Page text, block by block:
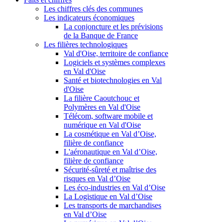
Les chiffres clés des communes
Les indicateurs économiques
La conjoncture et les prévisions
de la Banque de France
Les filières technologiques
Val d'Oise, territoire de confiance
Logiciels et systèmes complexes
en Val d'Oise
Santé et biotechnologies en Val
d'Oise
La filière Caoutchouc et
Polymères en Val d'Oise
Télécom, software mobile et
numérique en Val d'Oise
La cosmétique en Val d’Oise,
filière de confiance
L'aéronautique en Val d’Oise,
filière de confiance
Sécurité-sûreté et maîtrise des
risques en Val d’Oise
Les éco-industries en Val d’Oise
La Logistique en Val d’Oise
Les transports de marchandises
en Val d’Oise